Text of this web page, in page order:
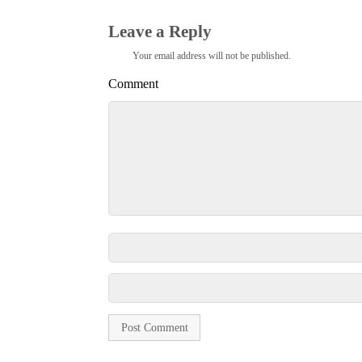
Leave a Reply
Your email address will not be published.
Comment